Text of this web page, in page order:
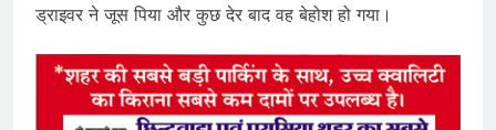
ड्राइवर ने जूस पिया और कुछ देर बाद वह बेहोश हो गया।